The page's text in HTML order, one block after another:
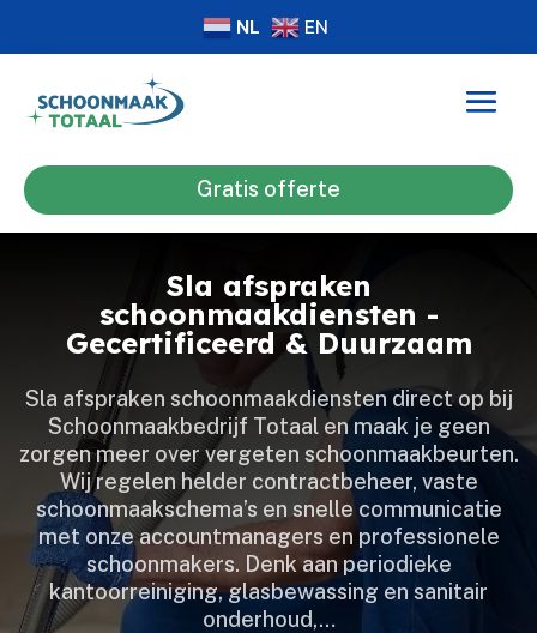
NL EN
Gratis offerte
Sla afspraken
schoonmaakdiensten -
Gecertificeerd & Duurzaam
Sla afspraken schoonmaakdiensten direct op bij
Schoonmaakbedrijf Totaal en maak je geen
zorgen meer over vergeten schoonmaakbeurten.​
Wij regelen helder contractbeheer, vaste
schoonmaakschema’s en snelle communicatie
met onze accountmanagers en professionele
schoonmakers.​ Denk aan periodieke
kantoorreiniging, glasbewassing en sanitair
onderhoud,…